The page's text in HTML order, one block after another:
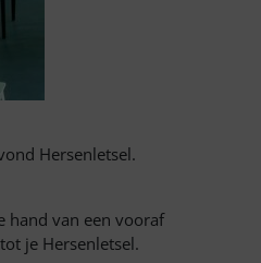
Hersenletsel.
hand van een vooraf
je Hersenletsel.